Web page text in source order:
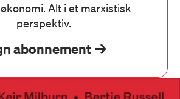
Alt i et marxistisk
perspektiv.
abonnement